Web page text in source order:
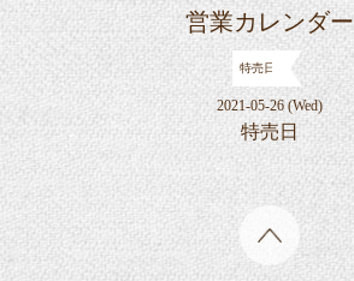
営業カレンダー
特売日
2021-05-26 (Wed)
特売日